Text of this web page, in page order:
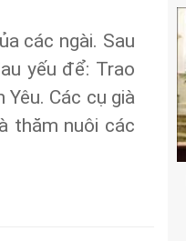
các ngài. Sau
yếu để: Trao
Các cụ già
thăm nuôi các